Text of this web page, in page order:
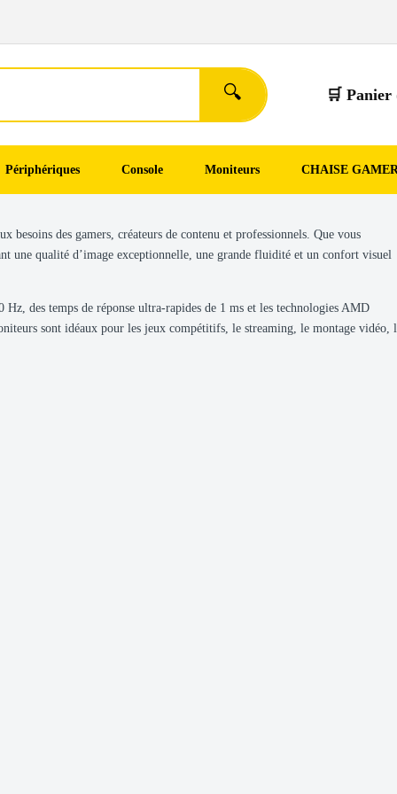
🔍 🛒 Panier
Périphériques Console Moniteurs CHAISE
besoins des gamers, créateurs de contenu et professionnels. Que vous
une qualité d’image exceptionnelle, une grande fluidité et un confort visuel
des temps de réponse ultra-rapides de 1 ms et les technologies AMD
sont idéaux pour les jeux compétitifs, le streaming, le montage vidéo,